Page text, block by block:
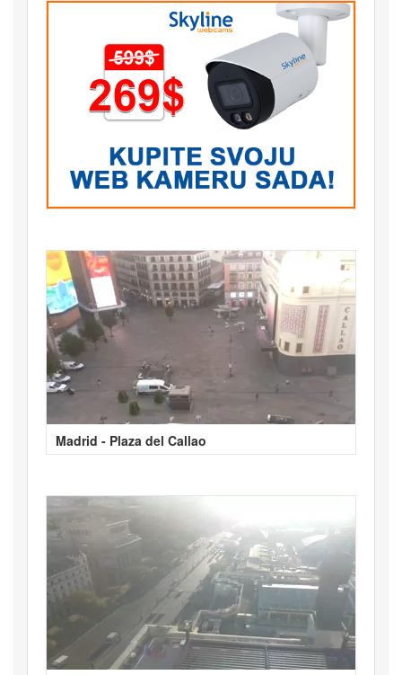
Madrid - Plaza del Callao